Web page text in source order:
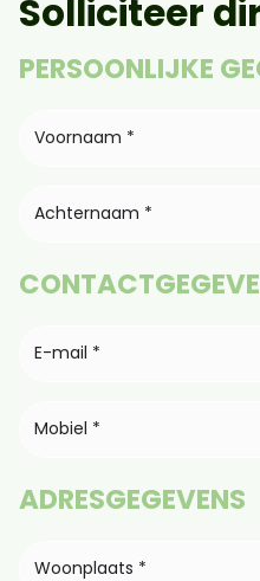
Solliciteer
PERSOONLIJKE
ADRESGEGEVENS